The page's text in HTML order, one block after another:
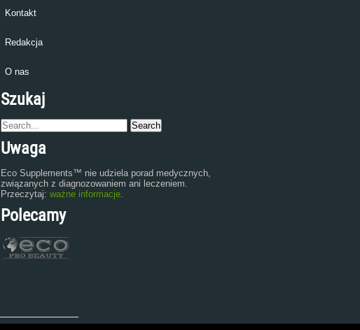
Kontakt
Redakcja
O nas
Szukaj
Uwaga
Eco Supplements™ nie udziela porad medycznych,
związanych z diagnozowaniem ani leczeniem.
Przeczytaj: ważne informacje.
Polecamy